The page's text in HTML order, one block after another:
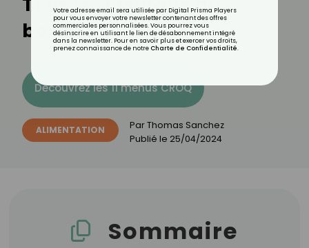
basilic
Découvrez les 11 menus CROQ
ALIMENTATION ParThomas Sanchez
Publié le 25/04/2024
Sommaire
Votre adresse email sera utilisée par Digital Prisma Players
pour vous envoyer votre newsletter contenant des offres
commerciales personnalisées. Vous pourrez vous
désinscrire en utilisant le lien de désabonnement intégré
dans la newsletter. Pour en savoir plus et exercer vos droits,
prenez connaissance de notre Charte de Confidentialité.